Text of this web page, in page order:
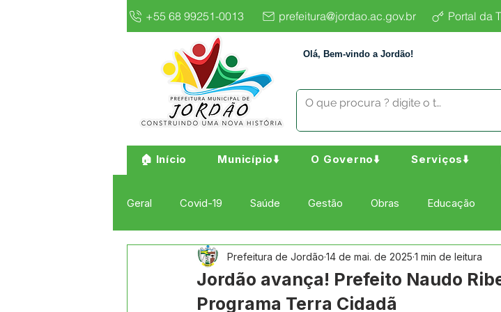
+55 68 99251-0013 prefeitura@jordao.ac.gov.br Portal da
Olá, Bem-vindo a Jordão!
🏠 Início Município⬇️ O Governo⬇️ Serviços⬇️
Geral Covid-19 Saúde Gestão Obras Educação
Institucional e Governo Cultura Esporte e Lazer Administração
Jordão avança! Prefeito Naudo
Programa Terra Cidadã
Prefeitura de Jordão 14 de mai. de 2025 1 min de leitura